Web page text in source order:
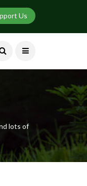
Us
lots of